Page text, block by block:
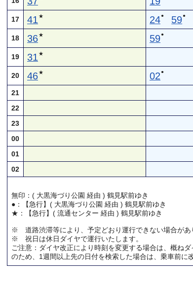
17 41 ★ 24● 59●
18 36★ 59●
19 31 ★
20 46★ 02 ●
21
22
23
00
01
02
無印：( 大黒海づり公園 経由 ) 鶴見駅前ゆき
●：【急行】( 大黒海づり公園 経由 ) 鶴見駅前ゆき
★：【急行】( 流通センター 経由 ) 鶴見駅前ゆき
※ 道路渋滞等により、予定どおり運行できない場合があ
※ 祝日は休日ダイヤで運行いたします。
ご注意：ダイヤ改正により時刻を変更する場合は、概ね
のため、1週間以上先の日付を検索した場合は、乗車前に